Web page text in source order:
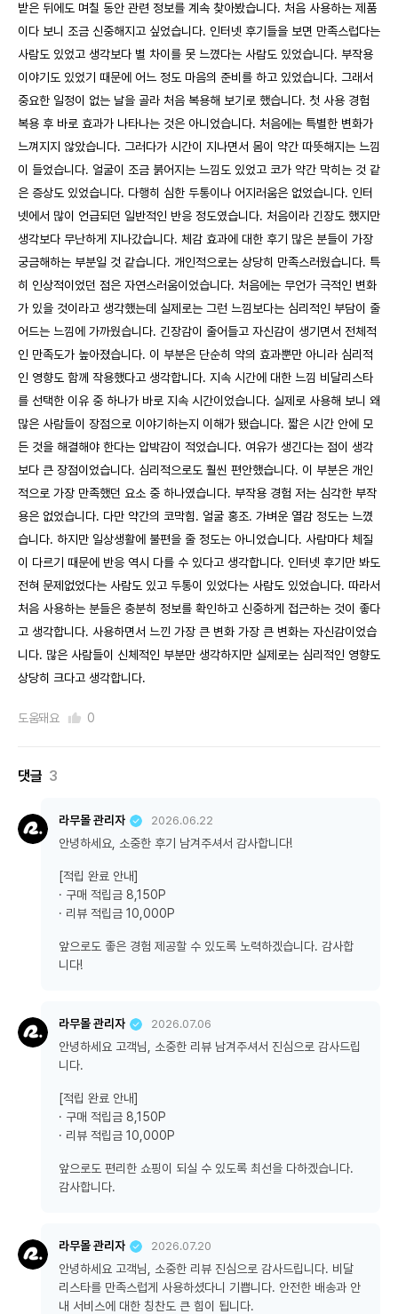
받은 뒤에도 며칠 동안 관련 정보를 계속 찾아봤습니다. 처음 사용하는 제품
이다 보니 조금 신중해지고 싶었습니다. 인터넷 후기들을 보면 만족스럽다는
사람도 있었고 생각보다 별 차이를 못 느꼈다는 사람도 있었습니다. 부작용
이야기도 있었기 때문에 어느 정도 마음의 준비를 하고 있었습니다. 그래서
중요한 일정이 없는 날을 골라 처음 복용해 보기로 했습니다. 첫 사용 경험
복용 후 바로 효과가 나타나는 것은 아니었습니다. 처음에는 특별한 변화가
느껴지지 않았습니다. 그러다가 시간이 지나면서 몸이 약간 따뜻해지는 느낌
이 들었습니다. 얼굴이 조금 붉어지는 느낌도 있었고 코가 약간 막히는 것 같
은 증상도 있었습니다. 다행히 심한 두통이나 어지러움은 없었습니다. 인터
넷에서 많이 언급되던 일반적인 반응 정도였습니다. 처음이라 긴장도 했지만
생각보다 무난하게 지나갔습니다. 체감 효과에 대한 후기 많은 분들이 가장
궁금해하는 부분일 것 같습니다. 개인적으로는 상당히 만족스러웠습니다. 특
히 인상적이었던 점은 자연스러움이었습니다. 처음에는 무언가 극적인 변화
가 있을 것이라고 생각했는데 실제로는 그런 느낌보다는 심리적인 부담이 줄
어드는 느낌에 가까웠습니다. 긴장감이 줄어들고 자신감이 생기면서 전체적
인 만족도가 높아졌습니다. 이 부분은 단순히 약의 효과뿐만 아니라 심리적
인 영향도 함께 작용했다고 생각합니다. 지속 시간에 대한 느낌 비달리스타
를 선택한 이유 중 하나가 바로 지속 시간이었습니다. 실제로 사용해 보니 왜
많은 사람들이 장점으로 이야기하는지 이해가 됐습니다. 짧은 시간 안에 모
든 것을 해결해야 한다는 압박감이 적었습니다. 여유가 생긴다는 점이 생각
보다 큰 장점이었습니다. 심리적으로도 훨씬 편안했습니다. 이 부분은 개인
적으로 가장 만족했던 요소 중 하나였습니다. 부작용 경험 저는 심각한 부작
용은 없었습니다. 다만 약간의 코막힘. 얼굴 홍조. 가벼운 열감 정도는 느꼈
습니다. 하지만 일상생활에 불편을 줄 정도는 아니었습니다. 사람마다 체질
이 다르기 때문에 반응 역시 다를 수 있다고 생각합니다. 인터넷 후기만 봐도
전혀 문제없었다는 사람도 있고 두통이 있었다는 사람도 있었습니다. 따라서
처음 사용하는 분들은 충분히 정보를 확인하고 신중하게 접근하는 것이 좋다
고 생각합니다. 사용하면서 느낀 가장 큰 변화 가장 큰 변화는 자신감이었습
니다. 많은 사람들이 신체적인 부분만 생각하지만 실제로는 심리적인 영향도
상당히 크다고 생각합니다.
도움돼요 0
댓글 3
라무몰 관리자 2026.06.22
안녕하세요, 소중한 후기 남겨주셔서 감사합니다!
[적립 완료 안내]
· 구매 적립금 8,150P
· 리뷰 적립금 10,000P
앞으로도 좋은 경험 제공할 수 있도록 노력하겠습니다. 감사합
니다!
라무몰 관리자 2026.07.06
안녕하세요 고객님, 소중한 리뷰 남겨주셔서 진심으로 감사드립
니다.
[적립 완료 안내]
· 구매 적립금 8,150P
· 리뷰 적립금 10,000P
앞으로도 편리한 쇼핑이 되실 수 있도록 최선을 다하겠습니다.
감사합니다.
라무몰 관리자 2026.07.20
안녕하세요 고객님, 소중한 리뷰 진심으로 감사드립니다. 비달
리스타를 만족스럽게 사용하셨다니 기쁩니다. 안전한 배송과 안
내 서비스에 대한 칭찬도 큰 힘이 됩니다.